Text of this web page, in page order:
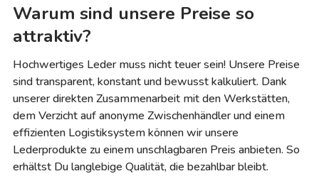
Warum sind unsere Preise so
attraktiv?
Hochwertiges Leder muss nicht teuer sein! Unsere Preise
sind transparent, konstant und bewusst kalkuliert. Dank
unserer direkten Zusammenarbeit mit den Werkstätten,
dem Verzicht auf anonyme Zwischenhändler und einem
effizienten Logistiksystem können wir unsere
Lederprodukte zu einem unschlagbaren Preis anbieten. So
erhältst Du langlebige Qualität, die bezahlbar bleibt.